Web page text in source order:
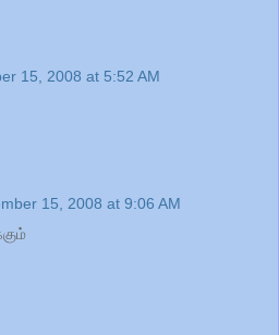
15, 2008 at 5:52 AM
15, 2008 at 9:06 AM